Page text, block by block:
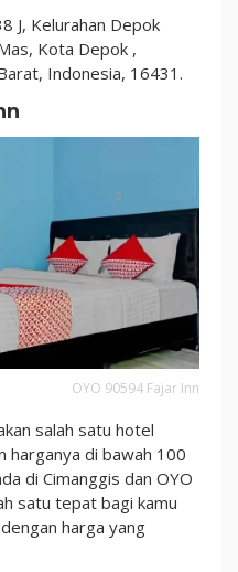
J, Kelurahan Depok
Kota Depok ,
Indonesia, 16431.
OYO 90594 Fajar Inn
salah satu hotel
harganya di bawah 100
di Cimanggis dan OYO
satu tepat bagi kamu
harga yang